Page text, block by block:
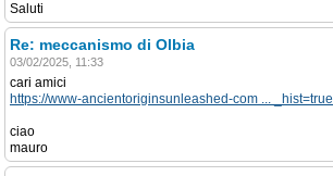
Saluti
Re: meccanismo di Olbia
03/02/2025, 11:33
cari amici
https://www-ancientoriginsunleashed-com ... _hist=true
ciao
mauro